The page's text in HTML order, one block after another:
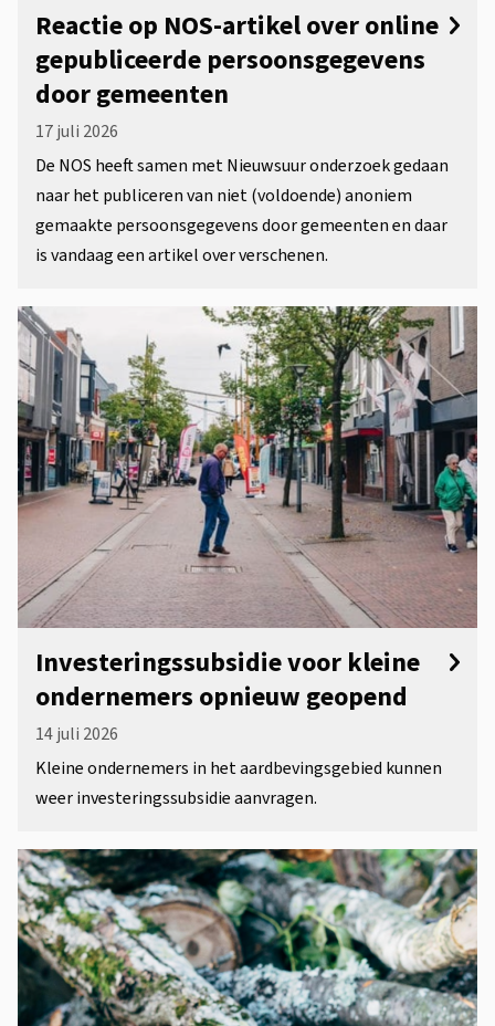
Reactie op NOS-artikel over online
gepubliceerde persoonsgegevens
door gemeenten
17 juli 2026
De NOS heeft samen met Nieuwsuur onderzoek gedaan
naar het publiceren van niet (voldoende) anoniem
gemaakte persoonsgegevens door gemeenten en daar
is vandaag een artikel over verschenen.
Investeringssubsidie voor kleine
ondernemers opnieuw geopend
14 juli 2026
Kleine ondernemers in het aardbevingsgebied kunnen
weer investeringssubsidie aanvragen.